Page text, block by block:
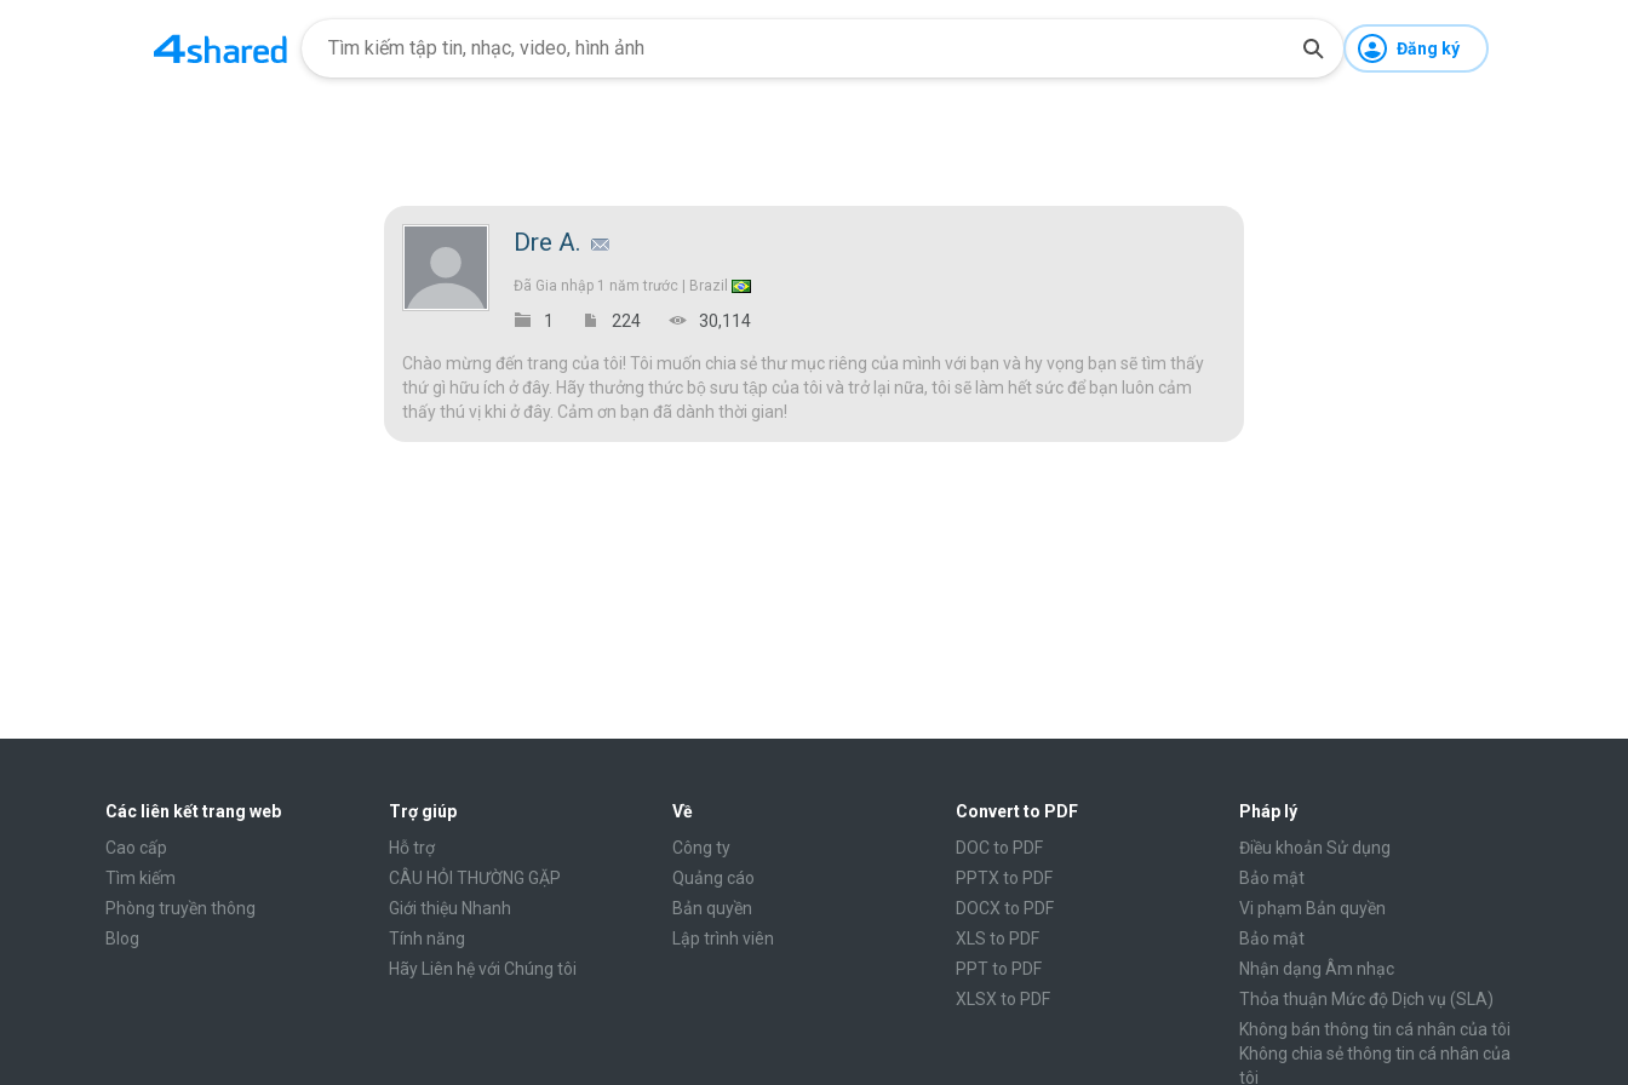
Đăng ký
Dre A.
Đã Gia nhập 1 năm trước | Brazil
1 224 30,114
Chào mừng đến trang của tôi! Tôi muốn chia sẻ thư mục riêng của mình với bạn và hy vọng bạn sẽ tìm thấy
thứ gì hữu ích ở đây. Hãy thưởng thức bộ sưu tập của tôi và trở lại nữa, tôi sẽ làm hết sức để bạn luôn cảm
thấy thú vị khi ở đây. Cảm ơn bạn đã dành thời gian!
Các liên kết trang web
Cao cấp
Tìm kiếm
Phòng truyền thông
Blog
Trợ giúp
Hỗ trợ
CÂU HỎI THƯỜNG GẶP
Giới thiệu Nhanh
Tính năng
Hãy Liên hệ với Chúng tôi
Về
Công ty
Quảng cáo
Bản quyền
Lập trình viên
Convert to PDF
DOC to PDF
PPTX to PDF
DOCX to PDF
XLS to PDF
PPT to PDF
XLSX to PDF
Pháp lý
Điều khoản Sử dụng
Bảo mật
Vi phạm Bản quyền
Bảo mật
Nhận dạng Âm nhạc
Thỏa thuận Mức độ Dịch vụ (SLA)
Không bán thông tin cá nhân của tôi
Không chia sẻ thông tin cá nhân của
tôi